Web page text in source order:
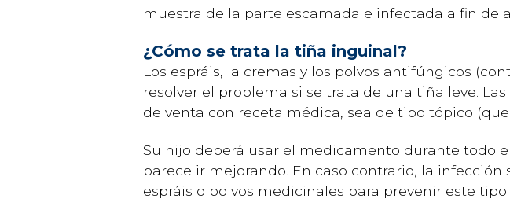
muestra de la parte escamada e infectada a fin de
¿Cómo se trata la tiña inguinal?
Los espráis, la cremas y los polvos antifúngicos
resolver el problema si se trata de una tiña leve.
de venta con receta médica, sea de tipo tópico
Su hijo deberá usar el medicamento durante todo
parece ir mejorando. En caso contrario, la
espráis o polvos medicinales para prevenir este tipo